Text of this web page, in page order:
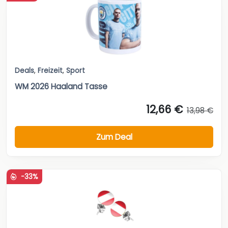
Deals, Freizeit, Sport
WM 2026 Haaland Tasse
12,66 € 13,98 €
Zum Deal
-33%